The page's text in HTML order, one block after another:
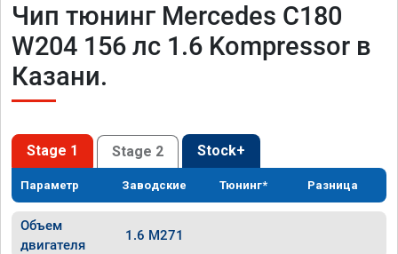
Чип тюнинг Mercedes C180
W204 156 лс 1.6 Kompressor в
Казани.
Stage 1 Stage 2 Stock+
Параметр Заводские Тюнинг* Разница
Объем
двигателя
1.6 M271